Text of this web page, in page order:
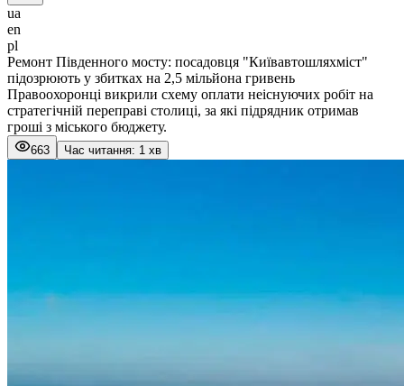
ua
en
pl
Ремонт Південного мосту: посадовця "Київавтошляхміст"
підозрюють у збитках на 2,5 мільйона гривень
Правоохоронці викрили схему оплати неіснуючих робіт на
стратегічній переправі столиці, за які підрядник отримав
гроші з міського бюджету.
663 Час читання: 1 хв